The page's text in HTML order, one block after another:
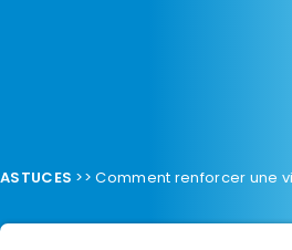
ASTUCES >>Comment renforcer une